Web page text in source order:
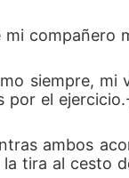
mi compañero
siempre, mi
por el
ambos
tira al cesto